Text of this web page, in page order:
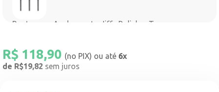
Ponta para Acabamento Jiffy Polisher Taça -
R$118,90
COMPRAR
R$ 118,90 (no PIX) ou até 6x
de R$19,82 sem juros